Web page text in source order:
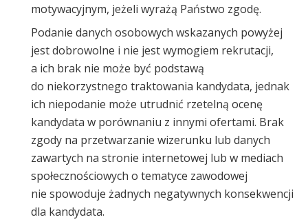
motywacyjnym, jeżeli wyrażą Państwo zgodę.
Podanie danych osobowych wskazanych powyżej
jest dobrowolne i nie jest wymogiem rekrutacji,
a ich brak nie może być podstawą
do niekorzystnego traktowania kandydata, jednak
ich niepodanie może utrudnić rzetelną ocenę
kandydata w porównaniu z innymi ofertami. Brak
zgody na przetwarzanie wizerunku lub danych
zawartych na stronie internetowej lub w mediach
społecznościowych o tematyce zawodowej
nie spowoduje żadnych negatywnych konsekwencji
dla kandydata.